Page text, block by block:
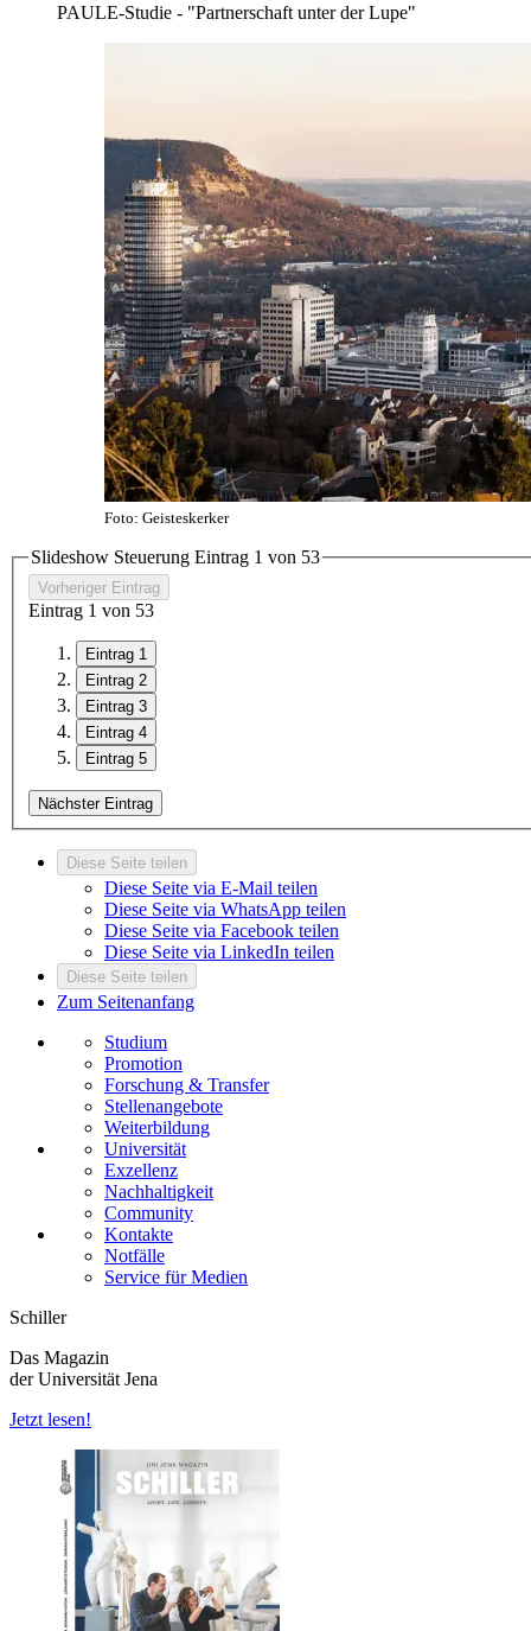
PAULE-Studie - "Partnerschaft unter der Lupe"
Foto: Geisteskerker
Slideshow Steuerung Eintrag 1 von 53
Vorheriger Eintrag
Eintrag 1 von 53
Eintrag 1
Eintrag 2
Eintrag 3
Eintrag 4
Eintrag 5
Nächster Eintrag
Diese Seite teilen
Diese Seite via E-Mail teilen
Diese Seite via WhatsApp teilen
Diese Seite via Facebook teilen
Diese Seite via LinkedIn teilen
Diese Seite teilen
Zum Seitenanfang
Studium
Promotion
Forschung & Transfer
Stellenangebote
Weiterbildung
Universität
Exzellenz
Nachhaltigkeit
Community
Kontakte
Notfälle
Service für Medien
Schiller
Das Magazin
der Universität Jena
Jetzt lesen!